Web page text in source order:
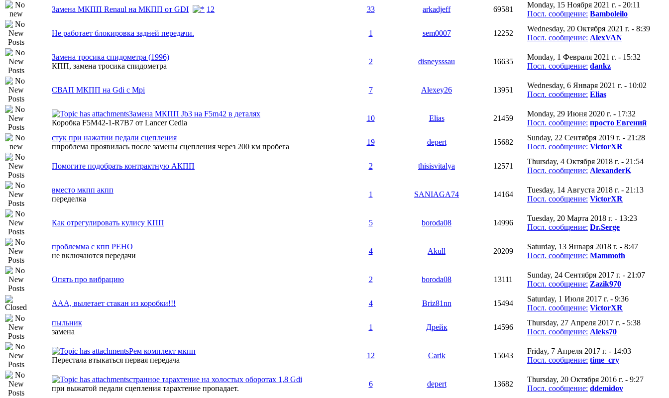
Замена МКПП Renaul на МКПП от GDI 1 2 33 arkadjeff 69581
Monday, 15 Ноября 2021 г. - 20:11
Посл. сообщение: Bamboleilo
Не работает блокировка задней передачи. 1 sem0007 12252
Wednesday, 20 Октября 2021 г. - 8:39
Посл. сообщение: AlexVAN
Замена тросика спидометра (1996)
КПП, замена тросика спидометра
2 disneysssau 16635
Monday, 1 Февраля 2021 г. - 15:32
Посл. сообщение: dankz
СВАП МКПП на Gdi с Mpi 7 Alexey26 13951
Wednesday, 6 Января 2021 г. - 10:02
Посл. сообщение: Elias
Замена МКПП Jb3 на F5m42 в деталях
Коробка F5M42-1-R7B7 от Lancer Cedia
10 Elias 21459
Monday, 29 Июня 2020 г. - 17:32
Посл. сообщение: просто Евгений
стук при нажатии педали сцепления
ппроблема проявилась после замены сцепления через 200 км пробега
19 depert 15682
Sunday, 22 Сентября 2019 г. - 21:28
Посл. сообщение: VictorXR
Помогите подобрать контрактную АКПП 2 thisisvitalya 12571
Thursday, 4 Октября 2018 г. - 21:54
Посл. сообщение: AlexanderK
вместо мкпп акпп
переделка
1 SANIAGA74 14164
Tuesday, 14 Августа 2018 г. - 21:13
Посл. сообщение: VictorXR
Как отрегулировать кулису КПП 5 boroda08 14996
Tuesday, 20 Марта 2018 г. - 13:23
Посл. сообщение: Dr.Serge
проблемма с кпп РЕНО
не включаются передачи
4 Akull 20209
Saturday, 13 Января 2018 г. - 8:47
Посл. сообщение: Mammoth
Опять про вибрацию 2 boroda08 13111
Sunday, 24 Сентября 2017 г. - 21:07
Посл. сообщение: Zazik970
ААА, вылетает стакан из коробки!!! 4 Briz81nn 15494
Saturday, 1 Июля 2017 г. - 9:36
Посл. сообщение: VictorXR
пыльник
замена
1 Дрейк 14596
Thursday, 27 Апреля 2017 г. - 5:38
Посл. сообщение: Aleks70
Рем комплект мкпп
Перестала втыкаться первая передача
12 Carik 15043
Friday, 7 Апреля 2017 г. - 14:03
Посл. сообщение: time_cry
странное тарахтение на холостых оборотах 1,8 Gdi
при выжатой педали сцепления тарахтение пропадает.
6 depert 13682
Thursday, 20 Октября 2016 г. - 9:27
Посл. сообщение: ddemidov